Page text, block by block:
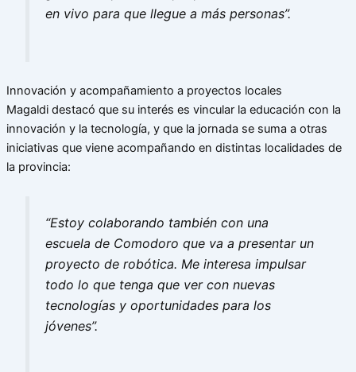
en vivo para que llegue a más personas”.
Innovación y acompañamiento a proyectos locales
Magaldi destacó que su interés es vincular la educación con la
innovación y la tecnología, y que la jornada se suma a otras
iniciativas que viene acompañando en distintas localidades de
la provincia:
“Estoy colaborando también con una
escuela de Comodoro que va a presentar un
proyecto de robótica. Me interesa impulsar
todo lo que tenga que ver con nuevas
tecnologías y oportunidades para los
jóvenes”.